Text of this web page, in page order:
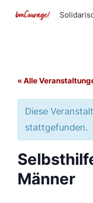
« Alle
Diese
stattgefunden.
Männer